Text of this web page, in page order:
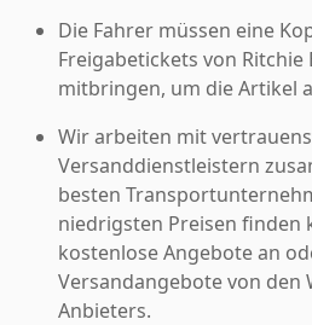
Die Fahrer müssen eine
Freigabetickets von Ritchie
mitbringen, um die Artikel
Wir arbeiten mit
Versanddienstleistern
besten
niedrigsten Preisen finden
kostenlose Angebote an
Versandangebote von den
Anbieters.